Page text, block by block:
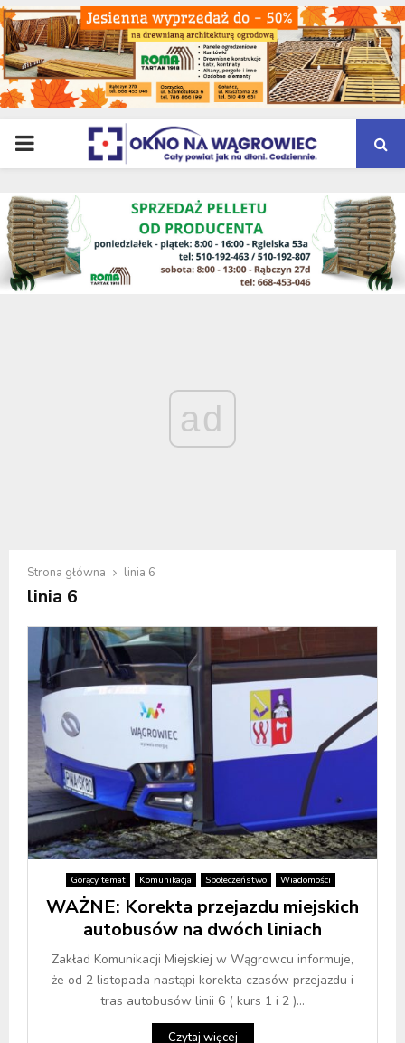
PRIMARY
MENU
ad
Strona główna linia 6
linia 6
Gorący temat Komunikacja Społeczeństwo Wiadomości
WAŻNE: Korekta przejazdu miejskich
autobusów na dwóch liniach
Zakład Komunikacji Miejskiej w Wągrowcu informuje,
że od 2 listopada nastąpi korekta czasów przejazdu i
tras autobusów linii 6 ( kurs 1 i 2 )...
Czytaj więcej